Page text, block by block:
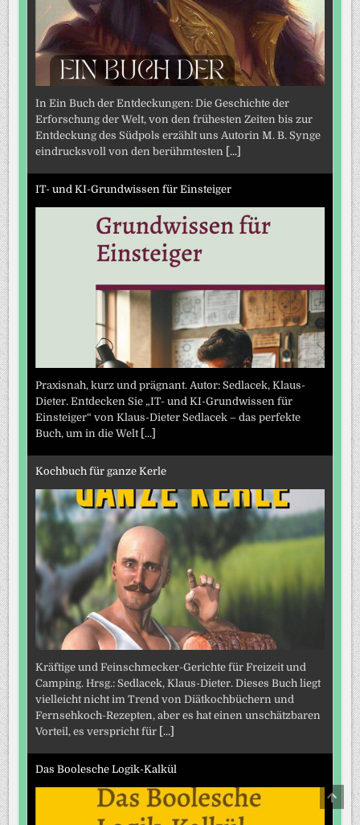
In Ein Buch der Entdeckungen: Die Geschichte der
Erforschung der Welt, von den frühesten Zeiten bis zur
Entdeckung des Südpols erzählt uns Autorin M. B. Synge
eindrucksvoll von den berühmtesten [...]
IT- und KI-Grundwissen für Einsteiger
Praxisnah, kurz und prägnant. Autor: Sedlacek, Klaus-
Dieter. Entdecken Sie „IT- und KI-Grundwissen für
Einsteiger“ von Klaus-Dieter Sedlacek – das perfekte
Buch, um in die Welt [...]
Kochbuch für ganze Kerle
Kräftige und Feinschmecker-Gerichte für Freizeit und
Camping. Hrsg.: Sedlacek, Klaus-Dieter. Dieses Buch liegt
vielleicht nicht im Trend von Diätkochbüchern und
Fernsehkoch-Rezepten, aber es hat einen unschätzbaren
Vorteil, es verspricht für [...]
Das Boolesche Logik-Kalkül
TO
TOP